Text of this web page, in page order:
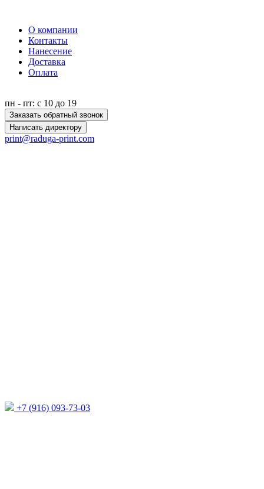
О компании
Контакты
Нанесение
Доставка
Оплата
пн - пт: с 10 до 19
Заказать обратный звонок
Написать директору
print@raduga-print.com
+7 (916) 093-73-03